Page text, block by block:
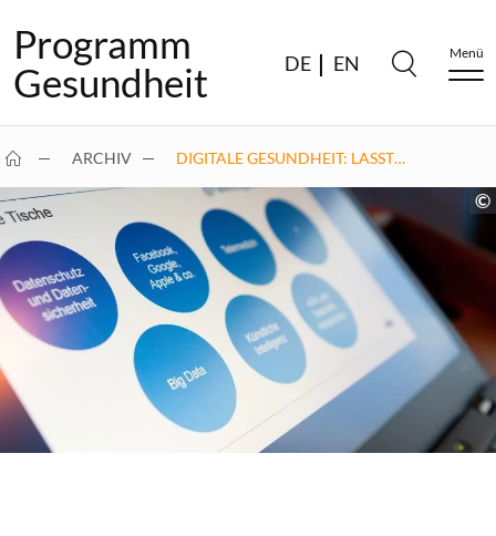
Programm
Gesundheit
DE EN Menü
ARCHIV DIGITALE GESUNDHEIT: LASST…